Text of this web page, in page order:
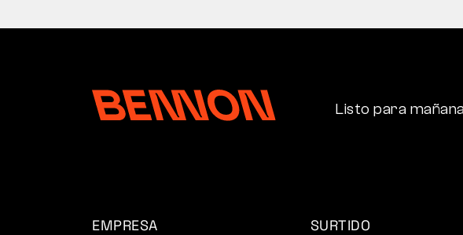
Listo para
EMPRESA SURTIDO